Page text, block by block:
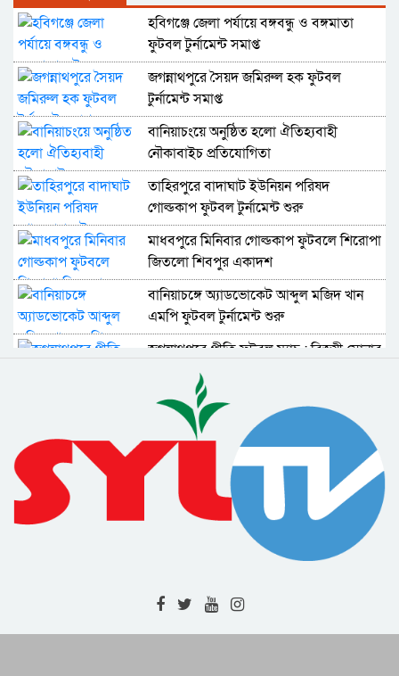
হবিগঞ্জে জেলা পর্যায়ে বঙ্গবন্ধু ও বঙ্গমাতা
ফুটবল টুর্নামেন্ট সমাপ্ত
জগন্নাথপুরে সৈয়দ জমিরুল হক ফুটবল
টুর্নামেন্ট সমাপ্ত
বানিয়াচংয়ে অনুষ্ঠিত হলো ঐতিহ্যবাহী
নৌকাবাইচ প্রতিযোগিতা
তাহিরপুরে বাদাঘাট ইউনিয়ন পরিষদ
গোল্ডকাপ ফুটবল টুর্নামেন্ট শুরু
মাধবপুরে মিনিবার গোল্ডকাপ ফুটবলে শিরোপা
জিতলো শিবপুর একাদশ
বানিয়াচঙ্গে অ্যাডভোকেট আব্দুল মজিদ খান
এমপি ফুটবল টুর্নামেন্ট শুরু
জগন্নাথপুরে প্রীতি ফুটবল ম্যাচ : বিজয়ী সোনার
বাংলা স্পোর্টিং ক্লাব
বানিয়াচঙ্গের বালিখালে গ্রাম বাংলার
ঐতিহ্যবাহী নৌকা বাইচ প্রতিযোগিতা
জগন্নাথপুরে আলাগদির নৌকা বাইচ
প্রতিযোগিতা অনুষ্ঠিত
মাধবপুরে বঙ্গমাতা ও বঙ্গবন্ধু ফুটবল
টুর্মেমেন্টের জমজমাট আসর সমাপ্ত
সিলেটে বাংলাদেশ সেনাবাহিনীর মুষ্টিযুদ্ধ